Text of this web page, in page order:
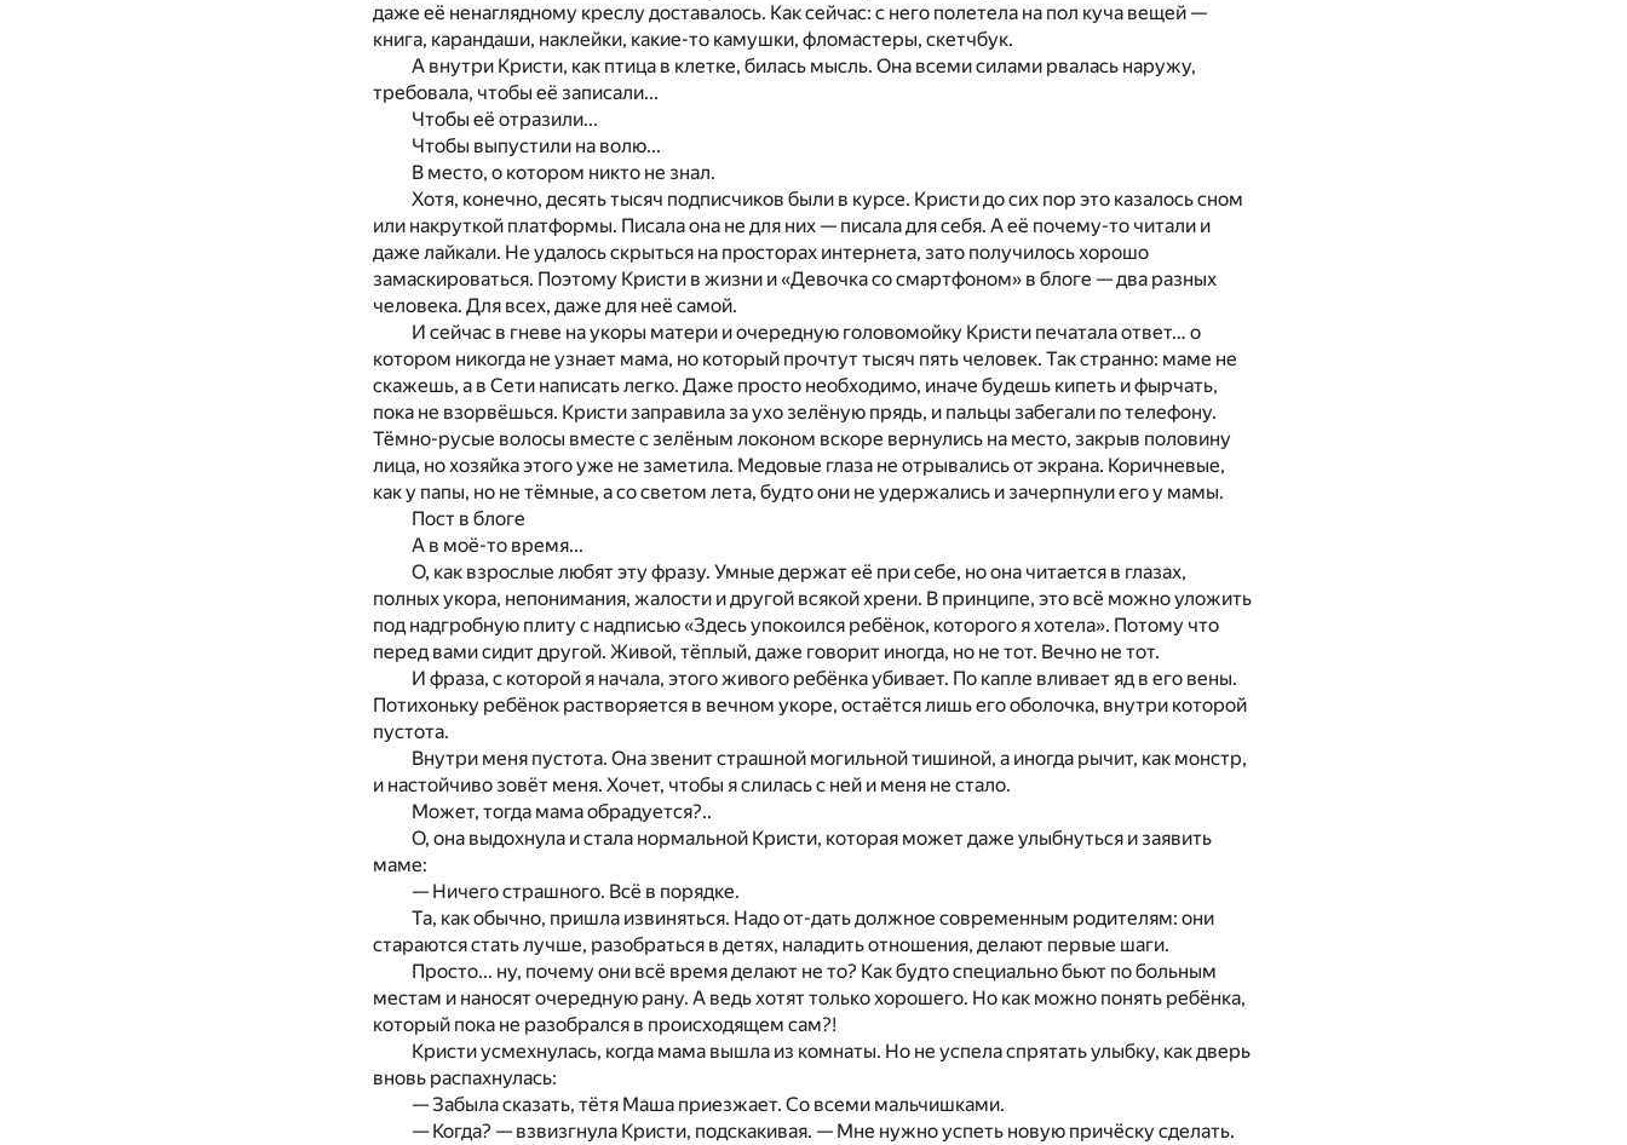
даже её ненаглядному креслу доставалось. Как сейчас: с него полетела на пол куча вещей —
книга, карандаши, наклейки, какие-то камушки, фломастеры, скетчбук.
А внутри Кристи, как птица в клетке, билась мысль. Она всеми силами рвалась наружу,
требовала, чтобы её записали...
Чтобы её отразили...
Чтобы выпустили на волю...
В место, о котором никто не знал.
Хотя, конечно, десять тысяч подписчиков были в курсе. Кристидосих пор это казалось сном
или накруткой платформы. Писала она не для них — писала для себя. Аеё почему-то читали и
даже лайкали. Не удалось скрыться на просторах интернета, зато получилось хорошо
замаскироваться. Поэтому Кристи в жизни и«Девочкасосмартфоном» в блоге —два разных
человека. Для всех, даже для неё самой.
И сейчас в гневе наукоры матери иочередную головомойку Кристи печатала ответ… о
котором никогда не узнает мама, но который прочтут тысяч пять человек. Так странно: маме не
скажешь, а в Сети написать легко. Даже просто необходимо, иначе будешь кипеть ифырчать,
пока не взорвёшься. Кристи заправила заухо зелёную прядь, и пальцы забегали потелефону.
Тёмно-русые волосы вместе с зелёным локоном вскоре вернулись на место, закрыв половину
лица, нохозяйка этого уже не заметила. Медовые глаза не отрывалисьотэкрана. Коричневые,
каку папы, но не тёмные, асосветом лета, будто они не удержались и зачерпнули егоу мамы.
Пост в блоге
А в моё-то время...
О, как взрослые любят эту фразу. Умные держат её при себе, ноона читается в глазах,
полных укора, непонимания, жалости идругой всякой хрени. В принципе, это всё можно уложить
под надгробную плиту с надписью «Здесь упокоился ребёнок, которогояхотела». Потому что
перед вами сидит другой. Живой, тёплый, даже говорит иногда, но не тот. Вечно не тот.
И фраза, с которойя начала, этого живого ребёнка убивает. По капле вливает ядв его вены.
Потихоньку ребёнок растворяется в вечном укоре, остаётся лишь его оболочка, внутри которой
пустота.
Внутри меня пустота. Она звенит страшной могильной тишиной, а иногда рычит, как монстр,
и настойчиво зовёт меня. Хочет, чтобы яслиласьс ней и меня не стало.
Может, тогда мама обрадуется?..
О, она выдохнула истала нормальной Кристи, которая может даже улыбнуться и заявить
маме:
— Ничего страшного. Всё в порядке.
Та, как обычно, пришла извиняться. Надо от-дать должное современным родителям: они
стараются стать лучше, разобраться в детях, наладить отношения, делают первые шаги.
Просто... ну, почему они всё время делают не то? Как будто специально бьют побольным
местам и наносят очередную рану. А ведь хотят только хорошего. Но как можно понять ребёнка,
который пока не разобрался в происходящем сам?!
Кристи усмехнулась, когда мама вышла из комнаты. Но не успела спрятать улыбку, как дверь
вновь распахнулась:
— Забыла сказать, тётя Маша приезжает. Со всеми мальчишками.
— Когда? — взвизгнула Кристи, подскакивая. — Мне нужно успеть новую причёску сделать.